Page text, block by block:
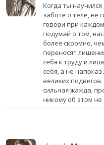
Когда ты
заботе о теле, не
говори при
подумай о том,
более скромно,
переносят
себя к труду и
себя, а не
великих
сильная жажда,
никому об этом не